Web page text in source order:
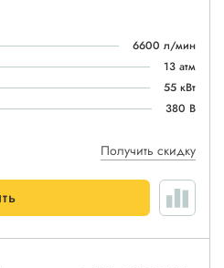
6600 л/мин
13 атм
55 кВт
380 В
Получить скидку